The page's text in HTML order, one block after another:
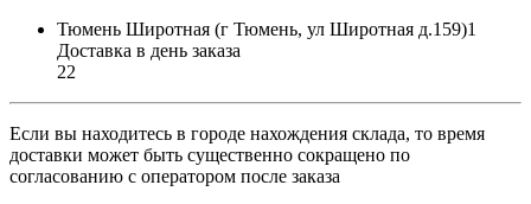
Тюмень Широтная (г Тюмень, ул Широтная д.159)1
Доставка в день заказа
22
Если вы находитесь в городе нахождения склада, то время
доставки может быть существенно сокращено по
согласованию с оператором после заказа